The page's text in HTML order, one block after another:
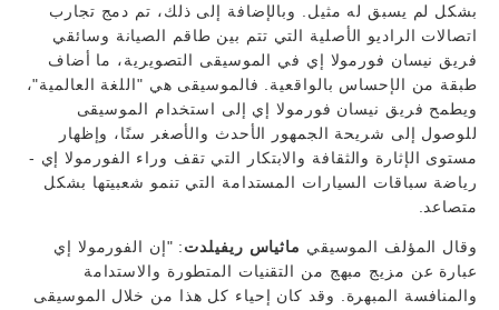
بشكل لم يسبق له مثيل. وبالإضافة إلى ذلك، تم دمج تجارب
اتصالات الراديو الأصلية التي تتم بين طاقم الصيانة وسائقي
فريق نيسان فورمولا إي في الموسيقى التصويرية، ما أضاف
طبقة من الإحساس بالواقعية. فالموسيقى هي "اللغة العالمية"،
ويطمح فريق نيسان فورمولا إي إلى استخدام الموسيقى
للوصول إلى شريحة الجمهور الأحدث والأصغر سنًا، وإظهار
مستوى الإثارة والثقافة والابتكار التي تقف وراء الفورمولا إي -
رياضة سباقات السيارات المستدامة التي تنمو شعبيتها بشكل
متصاعد.
وقال المؤلف الموسيقي ماثياس ريفيلدت: "إن الفورمولا إي
عبارة عن مزيج مبهج من التقنيات المتطورة والاستدامة
والمنافسة المبهرة. وقد كان إحياء كل هذا من خلال الموسيقى